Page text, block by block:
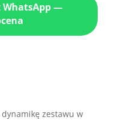
WhatsApp —
zestawu w